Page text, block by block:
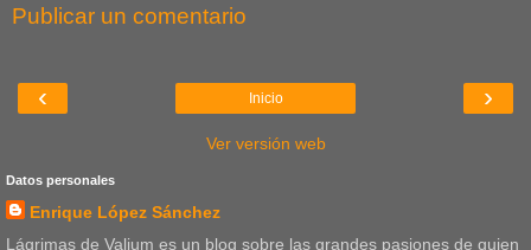
Publicar un comentario
‹ ›
Inicio
Ver versión web
Datos personales
Enrique López Sánchez
Lágrimas de Valium es un blog sobre las grandes pasiones de quien